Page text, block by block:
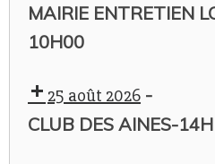
MAIRIE ENTRETIEN
10H00
25 août 2026 -
CLUB DES AINES-